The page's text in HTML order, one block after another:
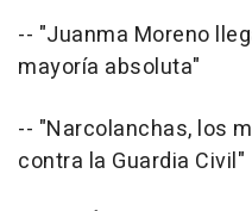
-- "Juanma Moreno
mayoría absoluta"
-- "Narcolanchas, los
contra la Guardia Civil"